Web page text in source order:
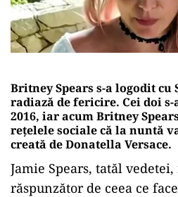
Britney Spears s-a logodit cu
radiază de fericire. Cei doi
2016, iar acum Britney
rețelele sociale că la nuntă
creată de Donatella Versace.
Jamie Spears, tatăl
răspunzător de ceea ce